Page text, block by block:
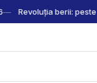
Revoluția berii: peste